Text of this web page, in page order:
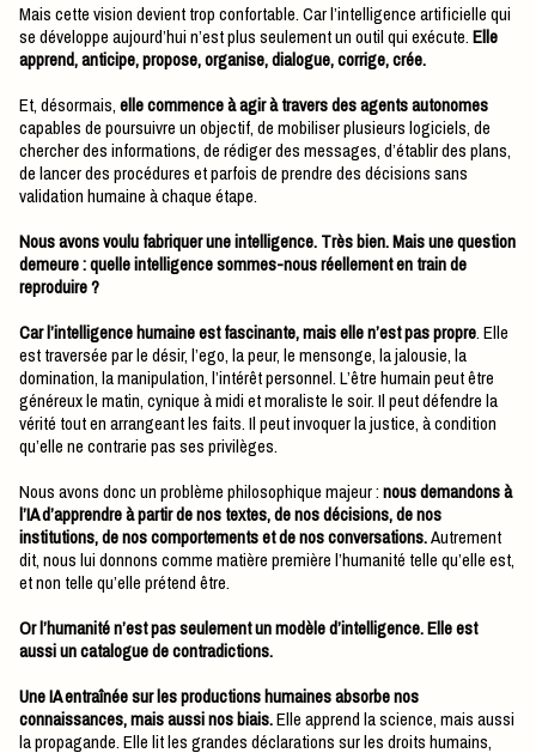
Mais cette vision devient trop confortable. Car l’intelligence artificielle qui
se développe aujourd’hui n’est plus seulement un outil qui exécute.Elle
apprend, anticipe, propose, organise, dialogue, corrige, crée.
Et, désormais,elle commence à agir à travers des agents autonomes
capables de poursuivre un objectif, de mobiliser plusieurs logiciels, de
chercher des informations, de rédiger des messages, d’établir des plans,
de lancer des procédures et parfois de prendre des décisions sans
validation humaine à chaque étape.
Nous avons voulu fabriquer une intelligence. Très bien. Mais une question
demeure : quelle intelligence sommes-nous réellement en train de
reproduire ?
Car l’intelligence humaine est fascinante, mais elle n’est pas propre. Elle
est traversée par le désir, l’ego, la peur, le mensonge, la jalousie, la
domination, la manipulation, l’intérêt personnel. L’être humain peut être
généreux le matin, cynique à midi et moraliste le soir. Il peut défendre la
vérité tout en arrangeant les faits. Il peut invoquer la justice, à condition
qu’elle ne contrarie pas ses privilèges.
Nous avons donc un problème philosophique majeur :nous demandons à
l’IA d’apprendre à partir de nos textes, de nos décisions, de nos
institutions, de nos comportements et de nos conversations.Autrement
dit, nous lui donnons comme matière première l’humanité telle qu’elle est,
et non telle qu’elle prétend être.
Or l’humanité n’est pas seulement un modèle d’intelligence. Elle est
aussi un catalogue de contradictions.
Une IA entraînée sur les productions humaines absorbe nos
connaissances, mais aussi nos biais.Elle apprend la science, mais aussi
la propagande. Elle lit les grandes déclarations sur les droits humains,